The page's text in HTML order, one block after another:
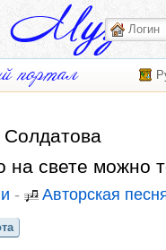
на свете можно
- Авторская